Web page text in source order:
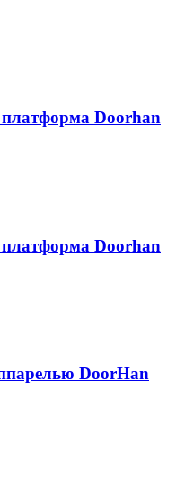
платформа Doorhan
платформа Doorhan
DoorHan